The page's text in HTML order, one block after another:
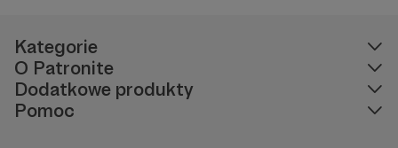
Kategorie
O Patronite
Dodatkowe produkty
Pomoc